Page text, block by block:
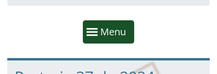
Mostrar
Menu
Fim da navegação
Início do conteúdo